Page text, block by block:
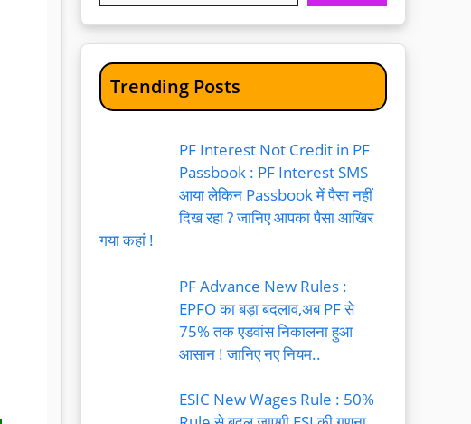
Trending Posts
PF Interest Not Credit in PF
Passbook : PF Interest SMS
आया लेकिन Passbook में पैसा नहीं
दिख रहा ? जानिए आपका पैसा आखिर
गया कहां !
PF Advance New Rules :
EPFO का बड़ा बदलाव,अब PF से
75% तक एडवांस निकालना हुआ
आसान ! जानिए नए नियम..
ESIC New Wages Rule : 50%